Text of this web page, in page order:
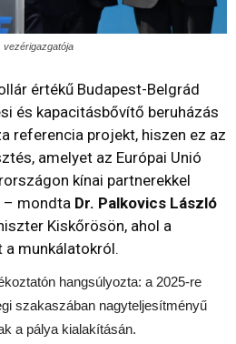
vezérigazgatója
értékű Budapest-Belgrád
és kapacitásbővítő beruházás
referencia projekt, hiszen ez az
amelyet az Európai Unió
kínai partnerekkel
– mondta Dr. Palkovics László
Kiskőrösön, ahol a
munkálatokról.
hangsúlyozta: a 2025-re
szakaszában nagyteljesítményű
a pálya kialakításán.